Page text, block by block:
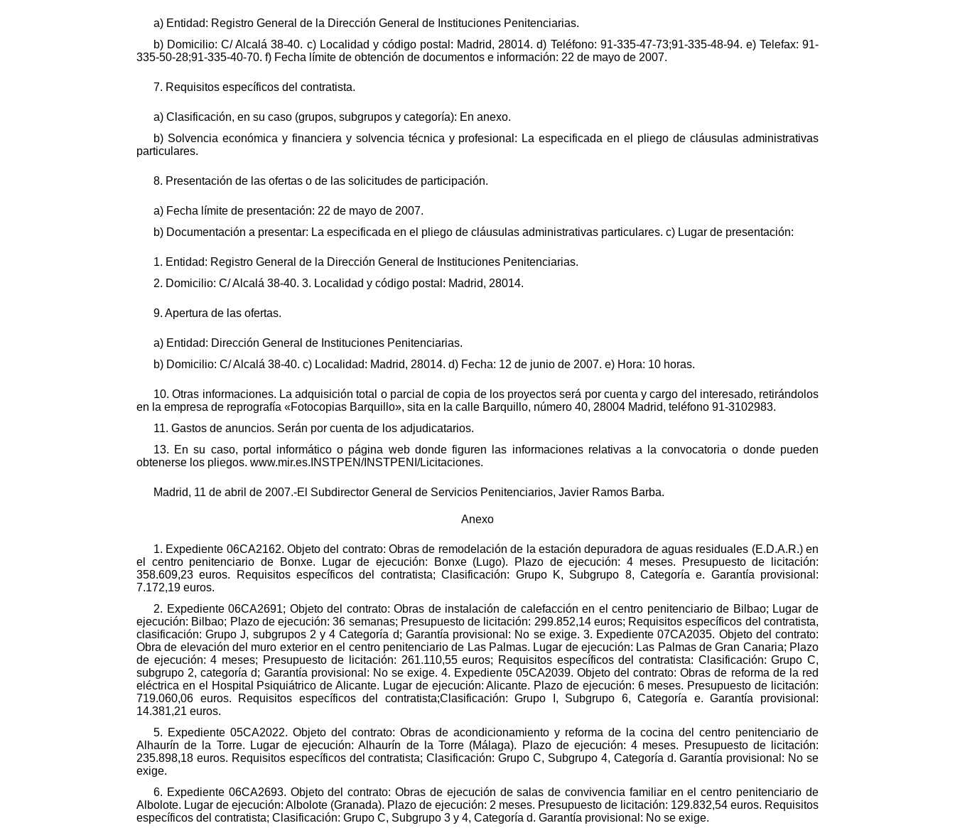
a) Entidad: Registro General de la Dirección General de Instituciones Penitenciarias.
b) Domicilio: C/ Alcalá 38-40. c) Localidad y código postal: Madrid, 28014. d) Teléfono: 91-335-47-73;91-335-48-94. e) Telefax: 91-
335-50-28;91-335-40-70. f) Fecha límite de obtención de documentos e información: 22 de mayo de 2007.
7. Requisitos específicos del contratista.
a) Clasificación, en su caso (grupos, subgrupos y categoría): En anexo.
b) Solvencia económica y financiera y solvencia técnica y profesional: La especificada en el pliego de cláusulas administrativas
particulares.
8. Presentación de las ofertas o de las solicitudes de participación.
a) Fecha límite de presentación: 22 de mayo de 2007.
b) Documentación a presentar: La especificada en el pliego de cláusulas administrativas particulares. c) Lugar de presentación:
1. Entidad: Registro General de la Dirección General de Instituciones Penitenciarias.
2. Domicilio: C/ Alcalá 38-40. 3. Localidad y código postal: Madrid, 28014.
9. Apertura de las ofertas.
a) Entidad: Dirección General de Instituciones Penitenciarias.
b) Domicilio: C/ Alcalá 38-40. c) Localidad: Madrid, 28014. d) Fecha: 12 de junio de 2007. e) Hora: 10 horas.
10. Otras informaciones. La adquisición total o parcial de copia de los proyectos será por cuenta y cargo del interesado, retirándolos
en la empresa de reprografía «Fotocopias Barquillo», sita en la calle Barquillo, número 40, 28004 Madrid, teléfono 91-3102983.
11. Gastos de anuncios. Serán por cuenta de los adjudicatarios.
13. En su caso, portal informático o página web donde figuren las informaciones relativas a la convocatoria o donde pueden
obtenerse los pliegos. www.mir.es.INSTPEN/INSTPENI/Licitaciones.
Madrid, 11 de abril de 2007.-El Subdirector General de Servicios Penitenciarios, Javier Ramos Barba.
Anexo
1. Expediente 06CA2162. Objeto del contrato: Obras de remodelación de la estación depuradora de aguas residuales (E.D.A.R.) en
el centro penitenciario de Bonxe. Lugar de ejecución: Bonxe (Lugo). Plazo de ejecución: 4 meses. Presupuesto de licitación:
358.609,23 euros. Requisitos específicos del contratista; Clasificación: Grupo K, Subgrupo 8, Categoría e. Garantía provisional:
7.172,19 euros.
2. Expediente 06CA2691; Objeto del contrato: Obras de instalación de calefacción en el centro penitenciario de Bilbao; Lugar de
ejecución: Bilbao; Plazo de ejecución: 36 semanas; Presupuesto de licitación: 299.852,14 euros; Requisitos específicos del contratista,
clasificación: Grupo J, subgrupos 2 y 4 Categoría d; Garantía provisional: No se exige. 3. Expediente 07CA2035. Objeto del contrato:
Obra de elevación del muro exterior en el centro penitenciario de Las Palmas. Lugar de ejecución: Las Palmas de Gran Canaria; Plazo
de ejecución: 4 meses; Presupuesto de licitación: 261.110,55 euros; Requisitos específicos del contratista: Clasificación: Grupo C,
subgrupo 2, categoría d; Garantía provisional: No se exige. 4. Expediente 05CA2039. Objeto del contrato: Obras de reforma de la red
eléctrica en el Hospital Psiquiátrico de Alicante. Lugar de ejecución: Alicante. Plazo de ejecución: 6 meses. Presupuesto de licitación:
719.060,06 euros. Requisitos específicos del contratista;Clasificación: Grupo I, Subgrupo 6, Categoría e. Garantía provisional:
14.381,21 euros.
5. Expediente 05CA2022. Objeto del contrato: Obras de acondicionamiento y reforma de la cocina del centro penitenciario de
Alhaurín de la Torre. Lugar de ejecución: Alhaurín de la Torre (Málaga). Plazo de ejecución: 4 meses. Presupuesto de licitación:
235.898,18 euros. Requisitos específicos del contratista; Clasificación: Grupo C, Subgrupo 4, Categoría d. Garantía provisional: No se
exige.
6. Expediente 06CA2693. Objeto del contrato: Obras de ejecución de salas de convivencia familiar en el centro penitenciario de
Albolote. Lugar de ejecución: Albolote (Granada). Plazo de ejecución: 2 meses. Presupuesto de licitación: 129.832,54 euros. Requisitos
específicos del contratista; Clasificación: Grupo C, Subgrupo 3 y 4, Categoría d. Garantía provisional: No se exige.